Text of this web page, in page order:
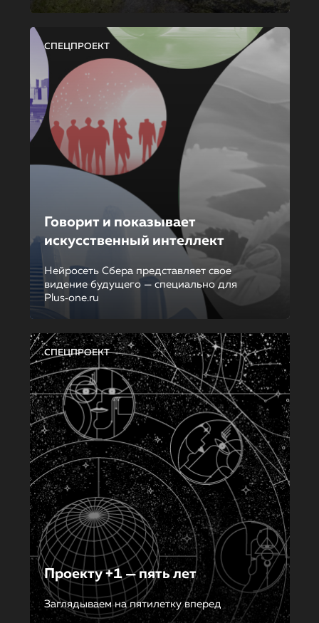
СПЕЦПРОЕКТ
Говорит и показывает
искусственный интеллект
Нейросеть Сбера представляет свое
видение будущего — специально для
Plus‑one.ru
СПЕЦПРОЕКТ
Проекту +1 — пять лет
Заглядываем на пятилетку вперед